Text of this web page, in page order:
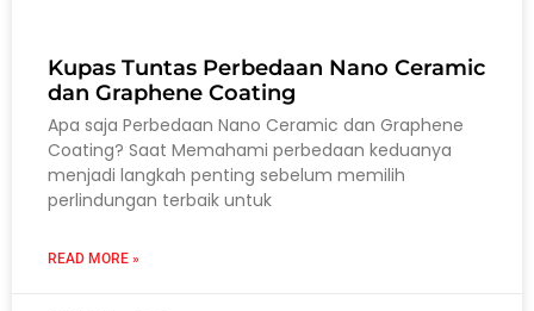
Kupas Tuntas Perbedaan Nano Ceramic
dan Graphene Coating
Apa saja Perbedaan Nano Ceramic dan Graphene
Coating? Saat Memahami perbedaan keduanya
menjadi langkah penting sebelum memilih
perlindungan terbaik untuk
READ MORE »